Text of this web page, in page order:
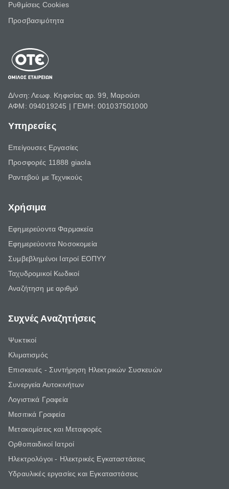
Ρυθμίσεις Cookies
Προσβασιμότητα
Δ/νση: Λεωφ. Κηφισίας αρ. 99, Μαρούσι
ΑΦΜ: 094019245 | ΓΕΜΗ: 001037501000
Υπηρεσίες
Επείγουσες Εργασίες
Προσφορές 11888 giaola
Ραντεβού με Τεχνικούς
Χρήσιμα
Εφημερεύοντα Φαρμακεία
Εφημερεύοντα Νοσοκομεία
Συμβεβλημένοι Ιατροί ΕΟΠΥΥ
Ταχυδρομικοί Κωδικοί
Αναζήτηση με αριθμό
Συχνές Αναζητήσεις
Ψυκτικοί
Κλιματισμός
Επισκευές - Συντήρηση Ηλεκτρικών Συσκευών
Συνεργεία Αυτοκινήτων
Λογιστικά Γραφεία
Μεσιτικά Γραφεία
Μετακομίσεις και Μεταφορές
Ορθοπαιδικοί Ιατροί
Ηλεκτρολόγοι - Ηλεκτρικές Εγκαταστάσεις
Υδραυλικές εργασίες και Εγκαταστάσεις